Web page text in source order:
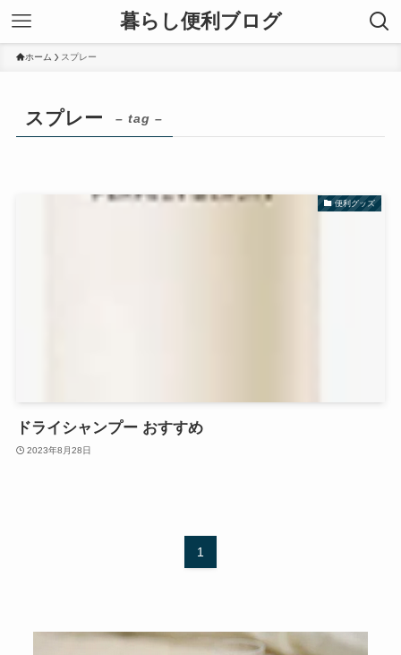
暮らし便利ブログ
ホーム スプレー
スプレー – tag –
便利グッズ
ドライシャンプー おすすめ
2023年8月28日
1